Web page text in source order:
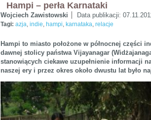
Hampi – perła Karnataki
Wojciech Zawistowski Data publikacji:
Tagi: azja, indie, hampi, karnataka, relacje
Hampi to miasto położone w północnej części
dawnej stolicy państwa Vijayanagar
stanowiących ciekawe uzupełnienie informacji
naszej ery i przez okres około dwustu lat było